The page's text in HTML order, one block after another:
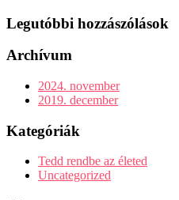
Legutóbbi hozzászólások
Archívum
2024. november
2019. december
Kategóriák
Tedd rendbe az életed
Uncategorized